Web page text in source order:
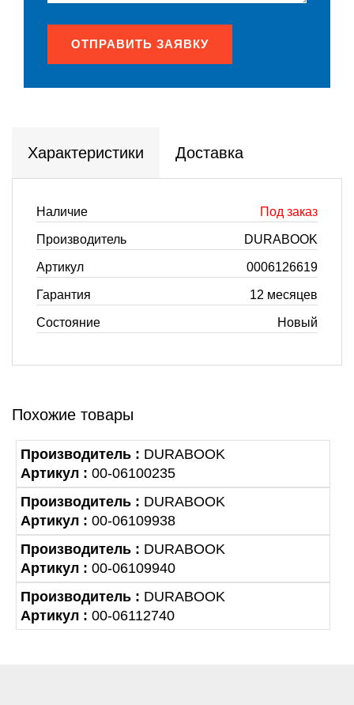
ОТПРАВИТЬ ЗАЯВКУ
Характеристики Доставка
Наличие Под заказ
Производитель DURABOOK
Артикул 0006126619
Гарантия 12 месяцев
Состояние Новый
Похожие товары
Производитель : DURABOOK
Артикул : 00-06100235
Производитель : DURABOOK
Артикул : 00-06109938
Производитель : DURABOOK
Артикул : 00-06109940
Производитель : DURABOOK
Артикул : 00-06112740